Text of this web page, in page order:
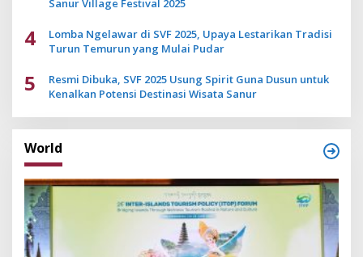
Sanur Village Festival 2025
4
Lomba Ngelawar di SVF 2025, Upaya Lestarikan Tradisi
Turun Temurun yang Mulai Pudar
5
Resmi Dibuka, SVF 2025 Usung Spirit Guna Dusun untuk
Kenalkan Potensi Destinasi Wisata Sanur
World